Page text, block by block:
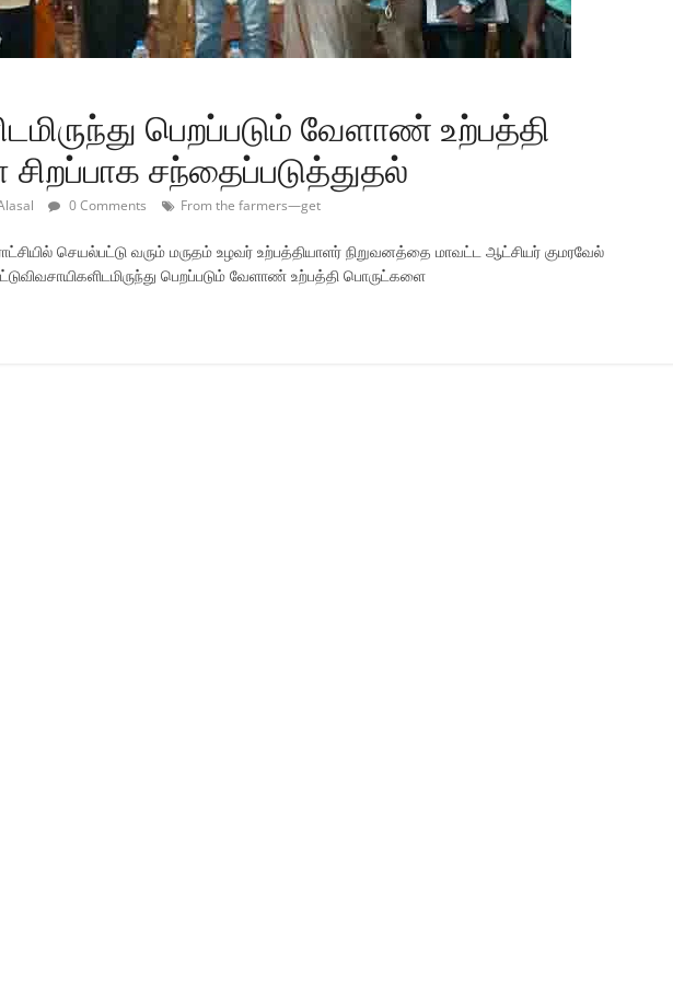
பெறப்படும் வேளாண் உற்பத்தி
சந்தைப்படுத்துதல்
0 Comments From the farmers—get
செயல்பட்டு வரும் மருதம் உழவர் உற்பத்தியாளர் நிறுவனத்தை மாவட்ட ஆட்சியர் குமரவேல்
பெறப்படும் வேளாண் உற்பத்தி பொருட்களை